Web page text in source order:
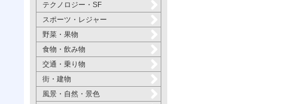
テクノロジー・SF
スポーツ・レジャー
野菜・果物
食物・飲み物
交通・乗り物
街・建物
風景・自然・景色